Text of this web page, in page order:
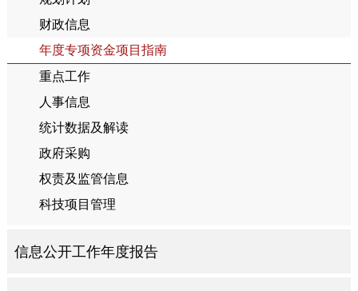
财政信息
年度专项资金项目指南
重点工作
人事信息
统计数据及解读
政府采购
权责及监管信息
科技项目管理
信息公开工作年度报告